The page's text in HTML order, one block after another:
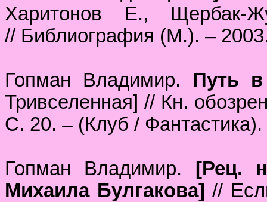
Харитонов Е.,
// Библиография (М.). –
Гопман Владимир. Путь
Тривселенная] // Кн.
С. 20. – (Клуб / Фантастика).
Гопман Владимир.
[Рец.
Михаила Булгакова] //